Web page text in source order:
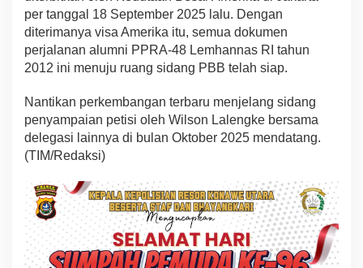
per tanggal 18 September 2025 lalu. Dengan
diterimanya visa Amerika itu, semua dokumen
perjalanan alumni PPRA-48 Lemhannas RI tahun
2012 ini menuju ruang sidang PBB telah siap.
Nantikan perkembangan terbaru menjelang sidang
penyampaian petisi oleh Wilson Lalengke bersama
delegasi lainnya di bulan Oktober 2025 mendatang.
(TIM/Redaksi)